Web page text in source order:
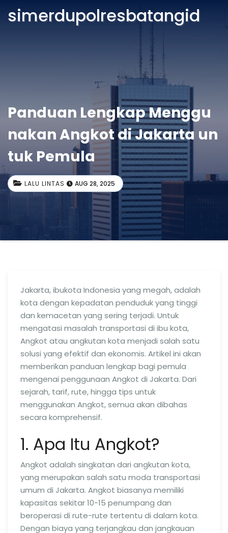
simerdupolresbatangid
Panduan Lengkap Menggu
nakan Angkot di Jakarta un
tuk Pemula
LALU LINTAS AUG 28, 2025
Jakarta, ibukota Indonesia yang megah, adalah
kota dengan kepadatan penduduk yang tinggi
dan kemacetan yang sering terjadi. Untuk
mengatasi masalah transportasi di ibu kota,
Angkot atau angkutan kota menjadi salah satu
solusi yang efektif dan ekonomis. Artikel ini akan
memberikan panduan lengkap bagi pemula
mengenai penggunaan Angkot di Jakarta. Dari
sejarah, tarif, rute, hingga tips untuk
menggunakan Angkot, semua akan dibahas
secara komprehensif.
1. Apa Itu Angkot?
Angkot adalah singkatan dari angkutan kota,
yang merupakan salah satu moda transportasi
umum di Jakarta. Angkot biasanya memiliki
kapasitas sekitar 10-15 penumpang dan
beroperasi di rute-rute tertentu di dalam kota.
Dengan biaya yang terjangkau dan jangkauan